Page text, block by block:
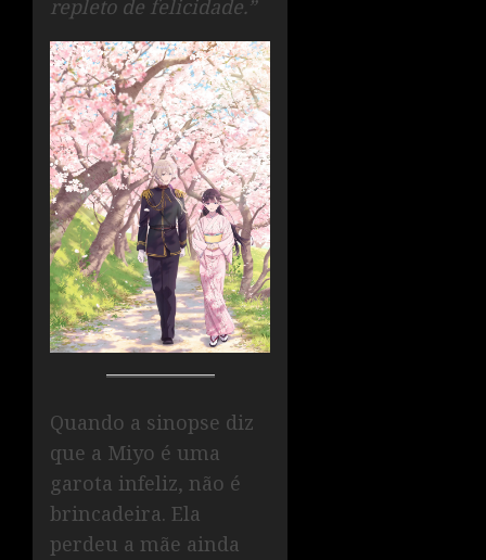
repleto de felicidade.”
Quando a sinopse diz
que a Miyo é uma
garota infeliz, não é
brincadeira. Ela
perdeu a mãe ainda